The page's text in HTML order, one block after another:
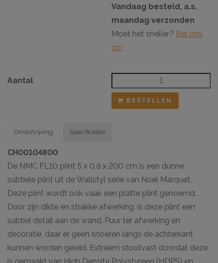
Vandaag besteld, a.s.
maandag verzonden
Moet het sneller? Bel ons
op!
Aantal
BESTELLEN
Omschrijving
CH00104800
De NMC FL10 plint 5 x 0,8 x 200 cm is een dunne
subtiele plint uit de Wallstyl serie van Noel Marquet.
Deze plint wordt ook vaak een platte plint genoemd.
Door zijn dikte en strakke afwerking, is deze plint een
subtiel detail aan de wand. Puur ter afwerking en
decoratie, daar er geen snoeren langs de achterkant
kunnen worden geleid. Extreem stootvast doordat deze
Specificaties